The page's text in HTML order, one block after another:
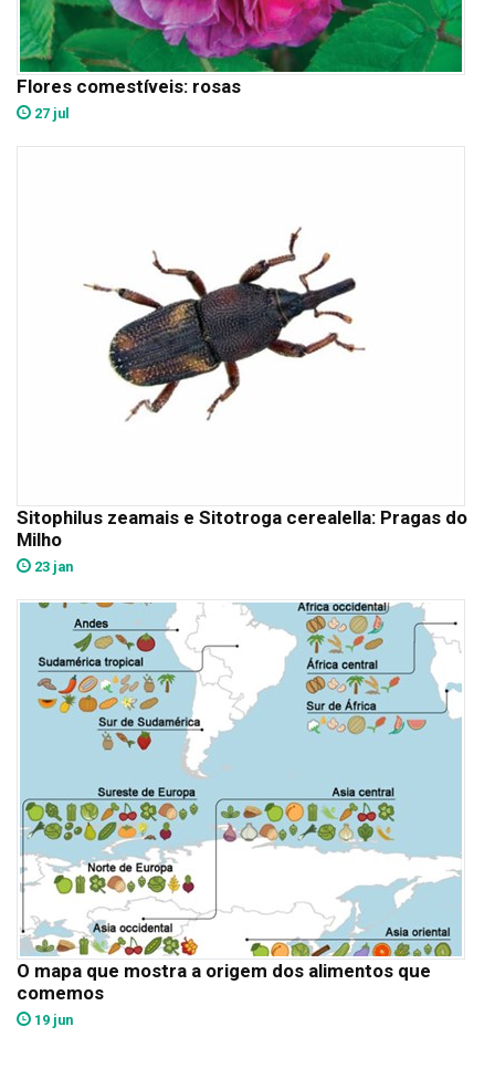
Flores comestíveis: rosas
27 jul
Sitophilus zeamais e Sitotroga cerealella: Pragas do
Milho
23 jan
O mapa que mostra a origem dos alimentos que
comemos
19 jun